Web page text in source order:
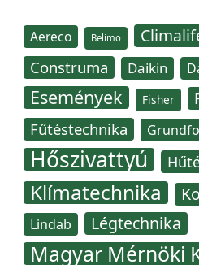
Aereco Belimo
Construma Daikin
Események Fisher
Fűtéstechnika
Hőszivattyú
Klímatechnika
Lindab Légtechnika
Magyar Mérnöki